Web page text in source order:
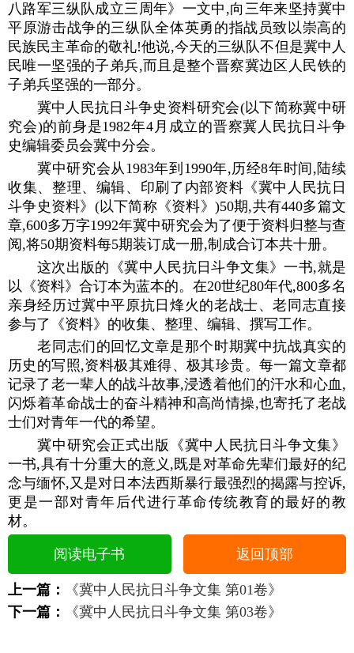
八路军三纵队成立三周年》一文中,向三年来坚持冀中
平原游击战争的三纵队全体英勇的指战员致以崇高的
民族民主革命的敬礼!他说,今天的三纵队不但是冀中人
民唯一坚强的子弟兵,而且是整个晋察冀边区人民铁的
子弟兵坚强的一部分。
冀中人民抗日斗争史资料研究会(以下简称冀中研
究会)的前身是1982年4月成立的晋察冀人民抗日斗争
史编辑委员会冀中分会。
冀中研究会从1983年到1990年,历经8年时间,陆续
收集、整理、编辑、印刷了内部资料《冀中人民抗日
斗争史资料》(以下简称《资料》)50期,共有440多篇文
章,600多万字1992年冀中研究会为了便于资料归整与查
阅,将50期资料每5期装订成一册,制成合订本共十册。
这次出版的《冀中人民抗日斗争文集》一书,就是
以《资料》合订本为蓝本的。在20世纪80年代,800多名
亲身经历过冀中平原抗日烽火的老战士、老同志直接
参与了《资料》的收集、整理、编辑、撰写工作。
老同志们的回忆文章是那个时期冀中抗战真实的
历史的写照,资料极其难得、极其珍贵。每一篇文章都
记录了老一辈人的战斗故事,浸透着他们的汗水和心血,
闪烁着革命战士的奋斗精神和高尚情操,也寄托了老战
士们对青年一代的希望。
冀中研究会正式出版《冀中人民抗日斗争文集》
一书,具有十分重大的意义,既是对革命先辈们最好的纪
念与缅怀,又是对日本法西斯暴行最强烈的揭露与控诉,
更是一部对青年后代进行革命传统教育的最好的教
材。
阅读电子书 返回顶部
上一篇：
《冀中人民抗日斗争文集 第01卷》
下一篇：
《冀中人民抗日斗争文集 第03卷》